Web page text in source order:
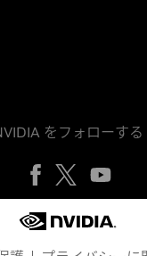
をフォローする